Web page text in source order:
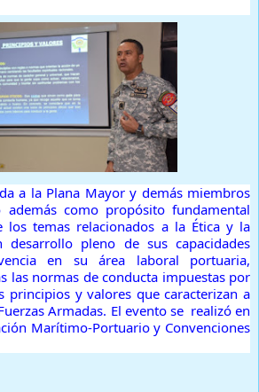
a la Plana Mayor y demás miembros
como propósito fundamental
los temas relacionados a la Ética y la
pleno de sus capacidades
en su área laboral portuaria,
las normas de conducta impuestas por
principios y valores que caracterizan a
Armadas. El evento se realizó en
Marítimo-Portuario y Convenciones